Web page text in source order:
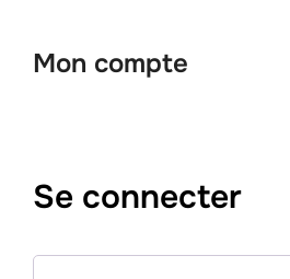
Mon compte
Se connecter